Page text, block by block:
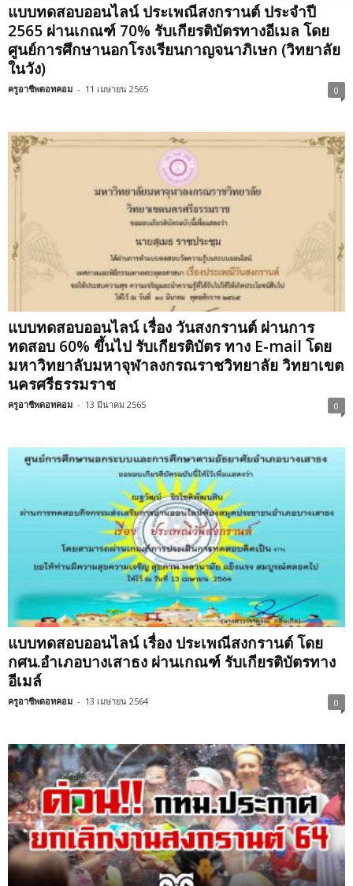
แบบทดสอบออนไลน์ ประเพณีสงกรานต์ ประจำปี
2565 ผ่านเกณฑ์ 70% รับเกียรติบัตรทางอีเมล โดย
ศูนย์การศึกษานอกโรงเรียนกาญจนาภิเษก (วิทยาลัย
ในวัง)
ครูอาชีพดอทคอม - 11 เมษายน 2565 0
แบบทดสอบออนไลน์ เรื่อง วันสงกรานต์ ผ่านการ
ทดสอบ 60% ขึ้นไป รับเกียรติบัตร ทาง E-mail โดย
มหาวิทยาลับมหาจุฬาลงกรณราชวิทยาลัย วิทยาเขต
นครศรีธรรมราช
ครูอาชีพดอทคอม - 13 มีนาคม 2565 0
แบบทดสอบออนไลน์ เรื่อง ประเพณีสงกรานต์ โดย
กศน.อำเภอบางเสาธง ผ่านเกณฑ์ รับเกียรติบัตรทาง
อีเมล์
ครูอาชีพดอทคอม - 13 เมษายน 2564 0